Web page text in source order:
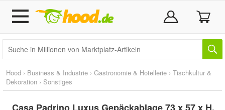
Hood › Business & Industrie › Gastronomie & Hotellerie › Tischkultur &
Dekoration › Sonstiges